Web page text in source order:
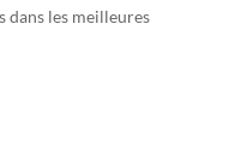
dans les meilleures